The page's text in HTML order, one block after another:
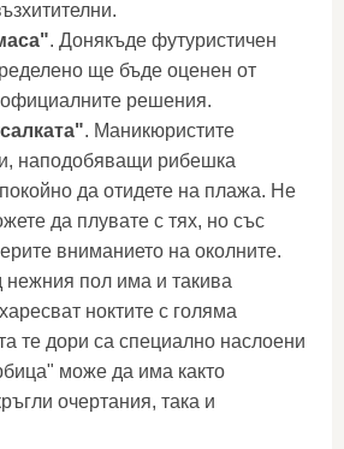
. Донякъде футуристичен
ще бъде оценен от
решения.
. Маникюристите
наподобяващи рибешка
да отидете на плажа. Не
да плувате с тях, но със
вниманието на околните.
нежния пол има и такива
ноктите с голяма
те дори са специално наслоени
може да има както
очертания, така и